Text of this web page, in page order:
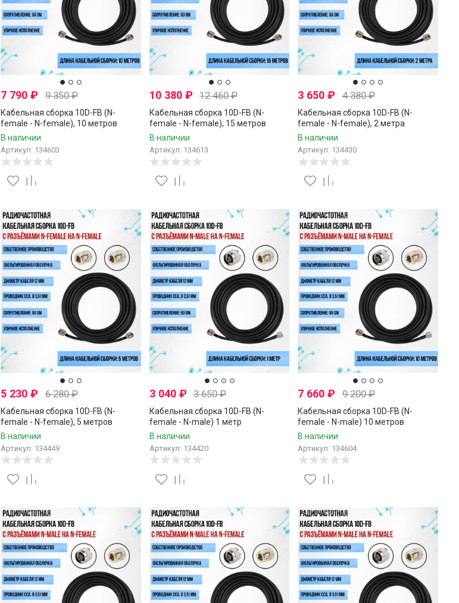
7 790₽ 9 350₽
Кабельная сборка 10D-FB (N-
female - N-female), 10 метров
В наличии
Артикул: 134603
10 380 ₽ 12 460₽
Кабельная сборка 10D-FB (N-
female - N-female), 15 метров
В наличии
Артикул: 134613
3 650₽ 4 380₽
Кабельная сборка 10D-FB (N-
female - N-female), 2 метра
В наличии
Артикул: 134430
5 230₽ 6 280₽
Кабельная сборка 10D-FB (N-
female - N-female), 5 метров
В наличии
Артикул: 134449
3 040 ₽ 3 650₽
Кабельная сборка 10D-FB (N-
female - N-male) 1 метр
В наличии
Артикул: 134420
7 660₽ 9 200₽
Кабельная сборка 10D-FB (N-
female - N-male) 10 метров
В наличии
Артикул: 134604